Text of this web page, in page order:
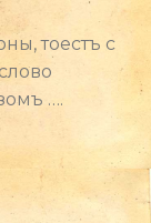
тоестъ с
….